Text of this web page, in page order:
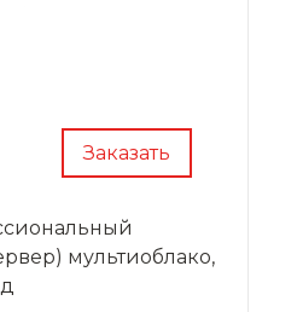
Заказать
мультиоблако,